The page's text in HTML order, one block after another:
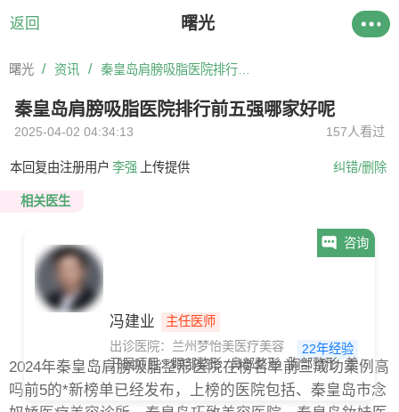
返回 曙光
曙光 / 资讯 /
秦皇岛肩膀吸脂医院排行前五强哪家好呢
2025-04-02 04:34:13 157人看过
本回复由注册用户 李强 上传提供 纠错/删除
相关医生
冯建业
主任医师
22年经验
出诊医院：兰州梦怡美医疗美容
开展项目：眼部整形 鼻部整形 胸部整形 美体塑形
咨询
2024年秦皇岛肩膀吸脂整形医院在榜名单前三成功案例高
吗前5的*新榜单已经发布，上榜的医院包括、秦皇岛市念